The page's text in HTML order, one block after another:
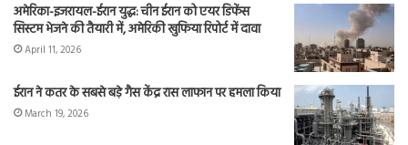
अमेरिका-इजरायल-ईरान युद्ध: चीन ईरान को एयर डिफेंस
सिस्टम भेजने की तैयारी में, अमेरिकी खुफिया रिपोर्ट में दावा
April 11, 2026
ईरान ने कतर के सबसे बड़े गैस केंद्र रास लाफान पर हमला किया
March 19, 2026